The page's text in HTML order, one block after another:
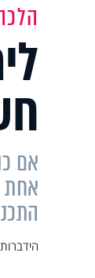
אם
אחת
הידברות